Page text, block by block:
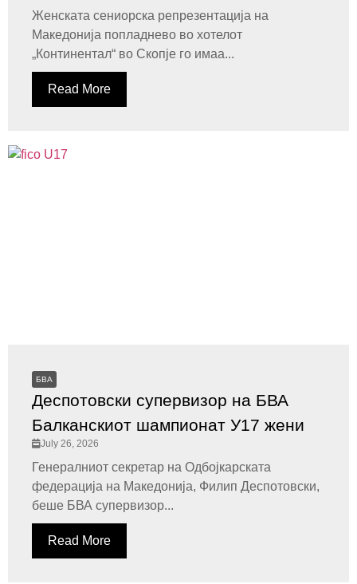
Женската сениорска репрезентација на
Македонија попладнево во хотелот
„Континентал“ во Скопје го имаа...
Read More
БВА
Деспотовски супервизор на БВА
Балканскиот шампионат У17 жени
July 26, 2026
Генералниот секретар на Одбојкарската
федерација на Македонија, Филип Деспотовски,
беше БВА супервизор...
Read More